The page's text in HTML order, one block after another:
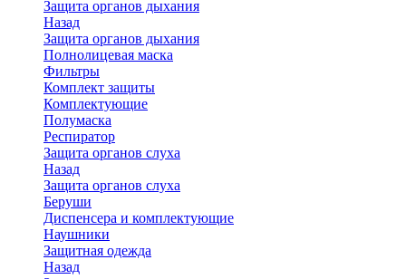
Защита органов дыхания
Назад
Защита органов дыхания
Полнолицевая маска
Фильтры
Комплект защиты
Комплектующие
Полумаска
Респиратор
Защита органов слуха
Назад
Защита органов слуха
Беруши
Диспенсера и комплектующие
Наушники
Защитная одежда
Назад